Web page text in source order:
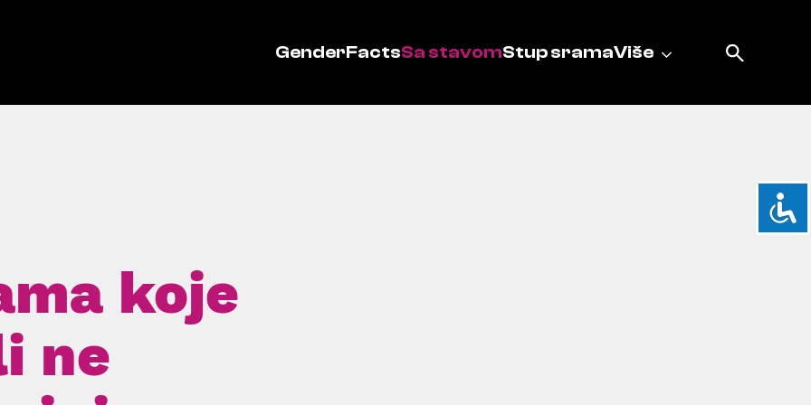
GenderFactsSa stavomStup sramaViše
koje
ne